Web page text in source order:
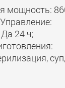
мощность:
24 ч;
суп,